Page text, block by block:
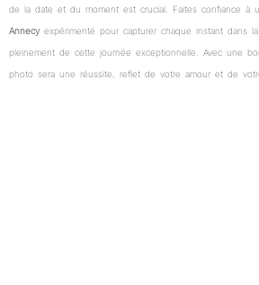
de la date et du moment est crucial. Faites confiance à
Annecy expérimenté pour capturer chaque instant dans
pleinement de cette journée exceptionnelle. Avec une
photo sera une réussite, reflet de votre amour et de